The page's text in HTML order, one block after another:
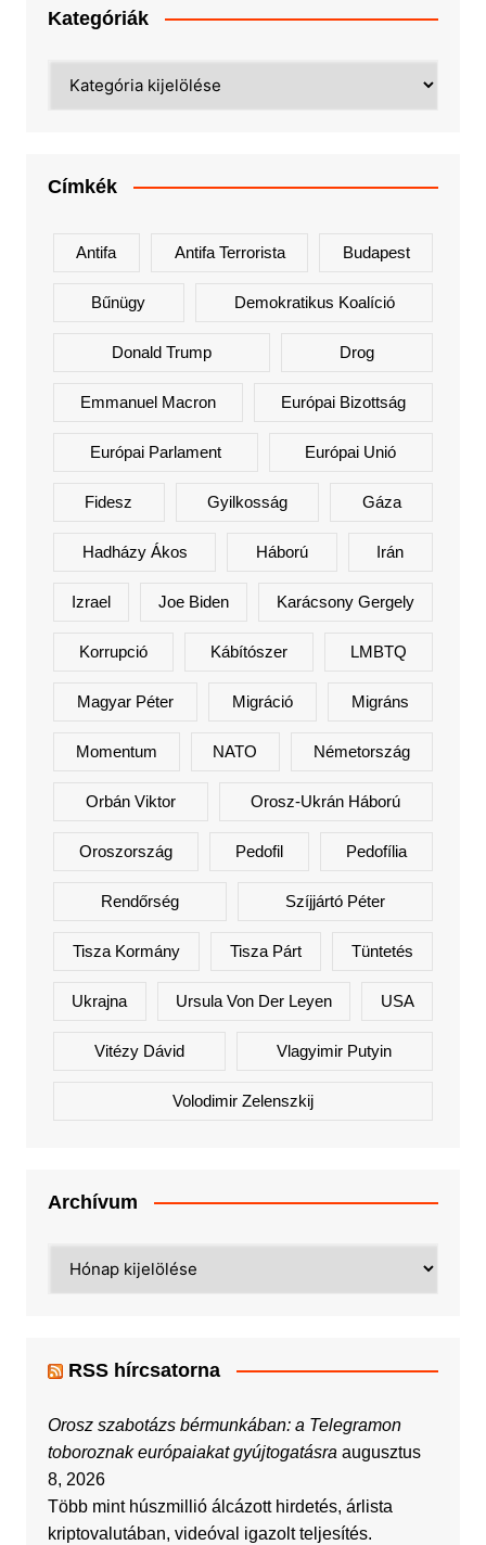
Kategóriák
Címkék
Antifa Antifa Terrorista Budapest
Bűnügy Demokratikus Koalíció
Donald Trump Drog
Emmanuel Macron Európai Bizottság
Európai Parlament Európai Unió
Fidesz Gyilkosság Gáza
Hadházy Ákos Háború Irán
Izrael Joe Biden Karácsony Gergely
Korrupció Kábítószer LMBTQ
Magyar Péter Migráció Migráns
Momentum NATO Németország
Orbán Viktor Orosz-Ukrán Háború
Oroszország Pedofil Pedofília
Rendőrség Szíjjártó Péter
Tisza Kormány Tisza Párt Tüntetés
Ukrajna Ursula Von Der Leyen USA
Vitézy Dávid Vlagyimir Putyin
Volodimir Zelenszkij
Archívum
RSS hírcsatorna
Orosz szabotázs bérmunkában: a Telegramon
toboroznak európaiakat gyújtogatásra augusztus
8, 2026
Több mint húszmillió álcázott hirdetés, árlista
kriptovalutában, videóval igazolt teljesítés.